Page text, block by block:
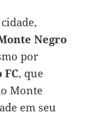
Negro
por
FC, que
Monte
em seu